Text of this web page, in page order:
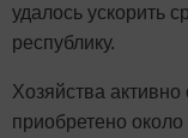
удалось ускорить
республику.
Хозяйства
приобретено